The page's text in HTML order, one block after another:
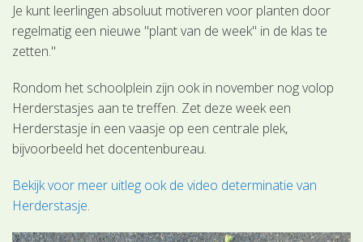
Je kunt leerlingen absoluut motiveren voor planten door
regelmatig een nieuwe "plant van de week" in de klas te
zetten."
Rondom het schoolplein zijn ook in november nog volop
Herderstasjes aan te treffen. Zet deze week een
Herderstasje in een vaasje op een centrale plek,
bijvoorbeeld het docentenbureau.
Bekijk voor meer uitleg ook de video determinatie van
Herderstasje.